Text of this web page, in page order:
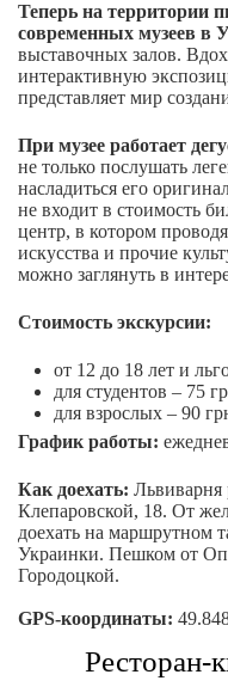
Теперь на территории
современных музеев в
выставочных залов.
интерактивную
представляет мир
При музее работает
не только послушать
насладиться его
не входит в стоимость
центр, в котором
искусства и прочие
можно заглянуть в
Стоимость экскурсии:
от 12 до 18 лет и
для студентов – 75
для взрослых – 90
График работы:
Как доехать: Львиварня
Клепаровской, 18. От
доехать на маршрутном
Украинки. Пешком от
Городоцкой.
GPS-координаты:
Ресторан-